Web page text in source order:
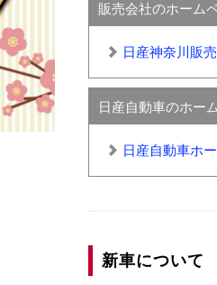
販売会社のホーム
日産神奈川販
日産自動車のホー
日産自動車ホ
新車について